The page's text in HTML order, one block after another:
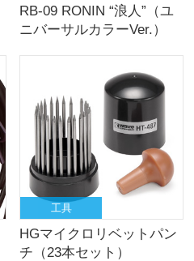
RB-09 RONIN “浪人”（ユ
ニバーサルカラーVer.）
工具
HGマイクロリベットパン
チ（23本セット）